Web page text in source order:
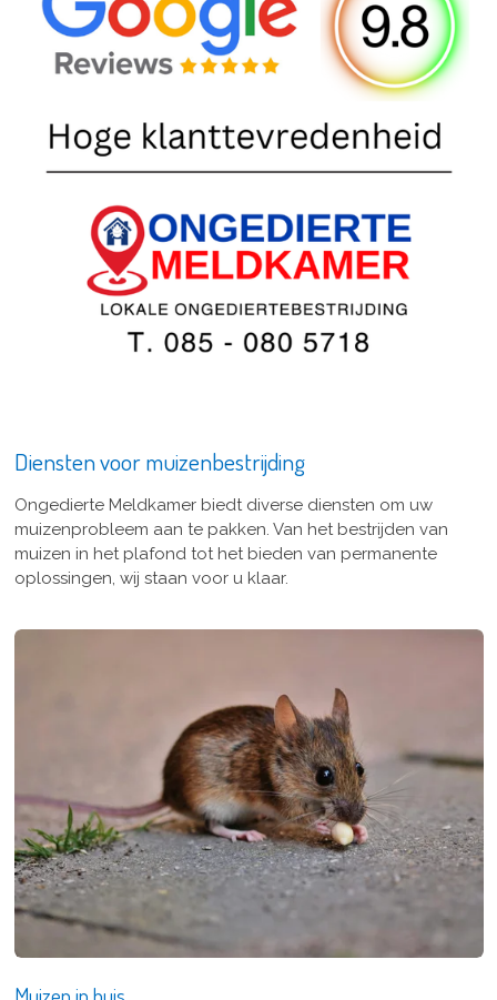
Diensten voor muizenbestrijding
Ongedierte Meldkamer biedt diverse diensten om uw
muizenprobleem aan te pakken. Van het bestrijden van
muizen in het plafond tot het bieden van permanente
oplossingen, wij staan voor u klaar.